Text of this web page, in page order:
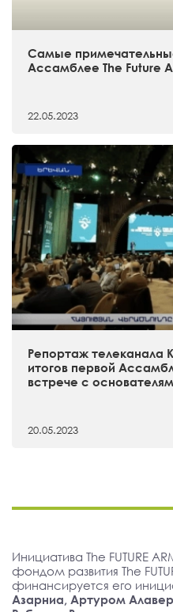
Самые
Ассамблее The Future
22.05.2023
Репортаж телеканала
итогов первой
встрече с
20.05.2023
Инициатива The FUTURE
фондом развития The
финансируется его
Азарниа, Артуром